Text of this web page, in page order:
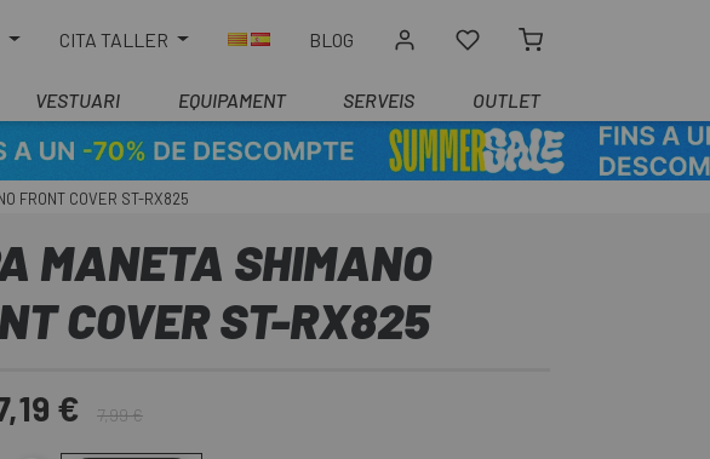
CITA TALLER BLOG
VESTUARI EQUIPAMENT SERVEIS OUTLET
FRONT COVER ST-RX825
MANETA SHIMANO
COVER ST-RX825
€ 7,99 €